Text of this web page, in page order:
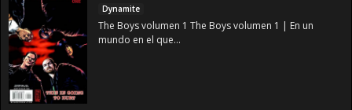
Dynamite
The Boys volumen 1 The Boys volumen 1 | En un
mundo en el que...